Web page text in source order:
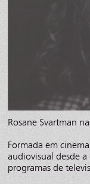
Rosane Svartman
Formada em
audiovisual desde
programas de